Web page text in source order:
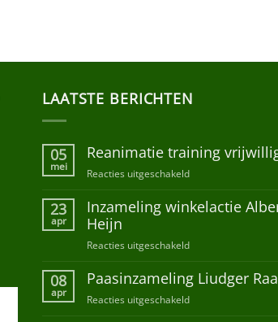
LAATSTE BERICHTEN
05
mei
Reanimatie training
Reacties uitgeschakeld
training
23
apr
Inzameling winkelactie
Heijn
Reacties uitgeschakeld
winkelactie
Albert
08
apr
Paasinzameling Liudger
Reacties uitgeschakeld